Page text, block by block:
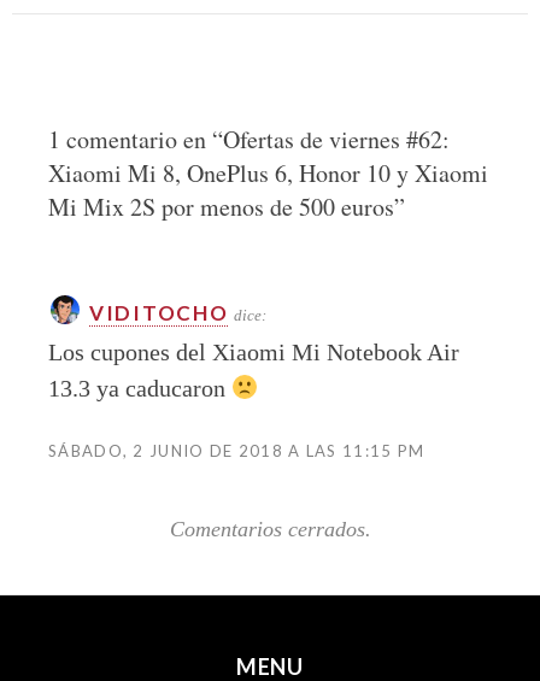
1 comentario en “Ofertas de viernes #62:
Xiaomi Mi 8, OnePlus 6, Honor 10 y Xiaomi
Mi Mix 2S por menos de 500 euros”
VIDITOCHO dice:
Los cupones del Xiaomi Mi Notebook Air
13.3 ya caducaron
SÁBADO, 2 JUNIO DE 2018 A LAS 11:15 PM
Comentarios cerrados.
MENU